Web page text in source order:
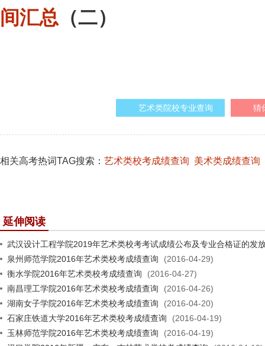
间汇总 （二）
艺术类院校专业查询 猜
相关高考热词TAG搜索： 艺术类校考成绩查询 美术类成绩查询
延伸阅读
武汉设计工程学院2019年艺术类校考考试成绩公布及专业合格证的发
泉州师范学院2016年艺术类校考成绩查询
(2016-04-29)
衡水学院2016年艺术类校考成绩查询
(2016-04-27)
南昌理工学院2016年艺术类校考成绩查询
(2016-04-26)
湖南女子学院2016年艺术类校考成绩查询
(2016-04-20)
石家庄铁道大学2016年艺术类校考成绩查询
(2016-04-19)
玉林师范学院2016年艺术类校考成绩查询
(2016-04-19)